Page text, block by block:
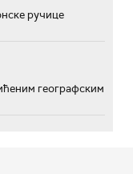
ручице
географским